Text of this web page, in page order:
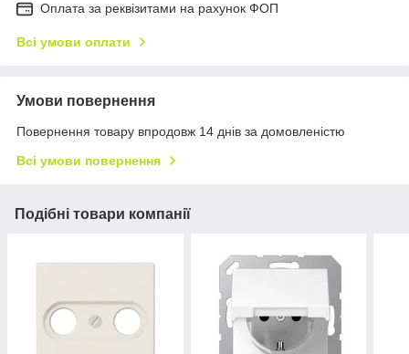
Оплата за реквізитами на рахунок ФОП
Всі умови оплати
Умови повернення
Повернення товару впродовж 14 днів за домовленістю
Всі умови повернення
Подібні товари компанії